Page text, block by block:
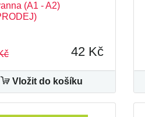
(A1 - A2)
42 Kč
Vložit do košíku